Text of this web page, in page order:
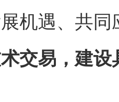
机遇、共同
易，建设